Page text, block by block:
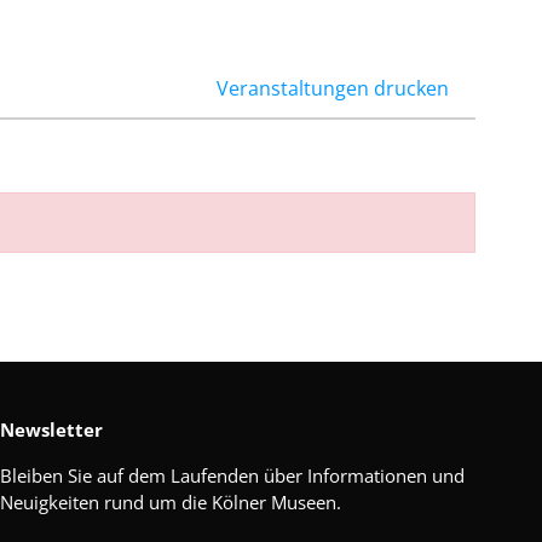
Veranstaltungen drucken
Newsletter
Bleiben Sie auf dem Laufenden über Informationen und
Neuigkeiten rund um die Kölner Museen.